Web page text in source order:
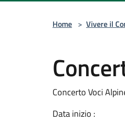
Home > Vivere il
Concerto Voci
Data inizio :